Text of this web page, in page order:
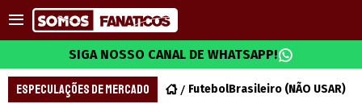
SIGA NOSSO CANAL DE WHATSAPP!
ESPECULAÇÕES DE MERCADO FutebolBrasileiro (NÃO USAR)